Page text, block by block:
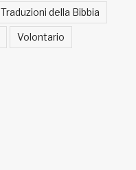
Traduzioni della Bibbia
Volontario